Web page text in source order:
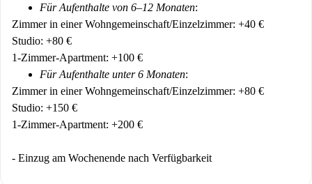
Für Aufenthalte von 6–12 Monaten:
Zimmer in einer Wohngemeinschaft/Einzelzimmer: +40 €
Studio: +80 €
1-Zimmer-Apartment: +100 €
Für Aufenthalte unter 6 Monaten:
Zimmer in einer Wohngemeinschaft/Einzelzimmer: +80 €
Studio: +150 €
1-Zimmer-Apartment: +200 €
- Einzug am Wochenende nach Verfügbarkeit